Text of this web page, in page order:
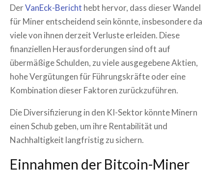
DerVanEck-Bericht hebt hervor, dass dieser Wandel
für Miner entscheidend sein könnte, insbesondere da
viele von ihnen derzeit Verluste erleiden. Diese
finanziellen Herausforderungen sind oft auf
übermäßige Schulden, zu viele ausgegebene Aktien,
hohe Vergütungen für Führungskräfte oder eine
Kombination dieser Faktoren zurückzuführen.
Die Diversifizierung in den KI-Sektor könnte Minern
einen Schub geben, um ihre Rentabilität und
Nachhaltigkeit langfristig zu sichern.
Einnahmen der Bitcoin-Miner